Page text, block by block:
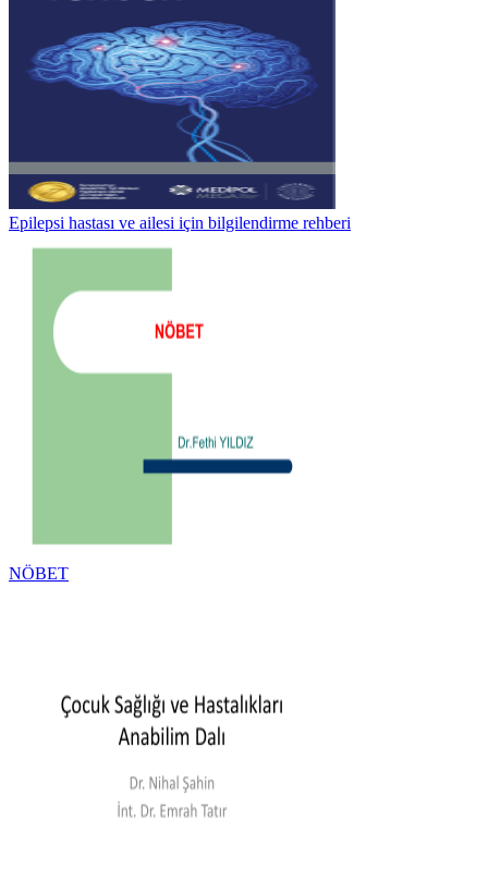
Epilepsi hastası ve ailesi için bilgilendirme rehberi
NÖBET